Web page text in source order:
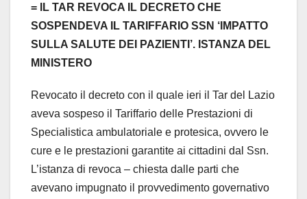
= IL TAR REVOCA IL DECRETO CHE
SOSPENDEVA IL TARIFFARIO SSN ‘IMPATTO
SULLA SALUTE DEI PAZIENTI’. ISTANZA DEL
MINISTERO
Revocato il decreto con il quale ieri il Tar del Lazio
aveva sospeso il Tariffario delle Prestazioni di
Specialistica ambulatoriale e protesica, ovvero le
cure e le prestazioni garantite ai cittadini dal Ssn.
L’istanza di revoca – chiesta dalle parti che
avevano impugnato il provvedimento governativo